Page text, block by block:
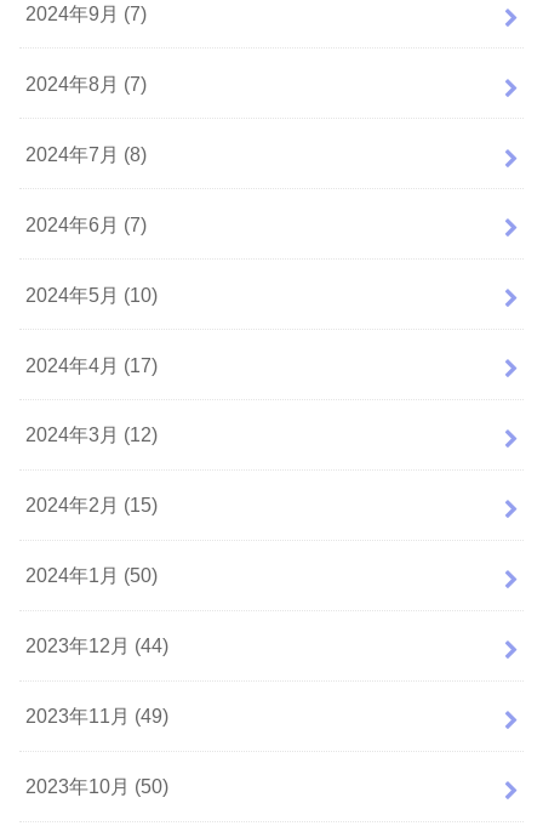
2024年9月 (7)
2024年8月 (7)
2024年7月 (8)
2024年6月 (7)
2024年5月 (10)
2024年4月 (17)
2024年3月 (12)
2024年2月 (15)
2024年1月 (50)
2023年12月 (44)
2023年11月 (49)
2023年10月 (50)